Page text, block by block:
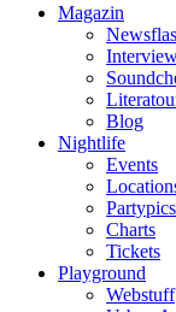
Magazin
Blog
Nightlife
Events
Partypics
Charts
Tickets
Playground
Webstuff